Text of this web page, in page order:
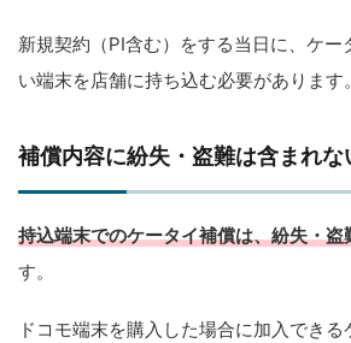
新規契約（PI含む）をする当日に、ケー
い端末を店舗に持ち込む必要があります。
補償内容に紛失・盗難は含まれな
持込端末でのケータイ補償は、紛失・盗
す。
ドコモ端末を購入した場合に加入でき